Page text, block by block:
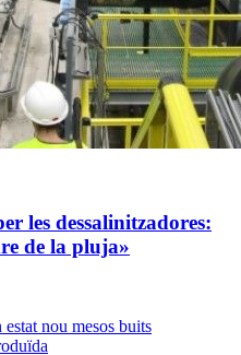
les dessalinitzadores:
de la pluja»